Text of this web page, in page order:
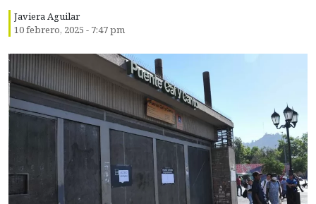
Javiera Aguilar
10 febrero, 2025 - 7:47 pm